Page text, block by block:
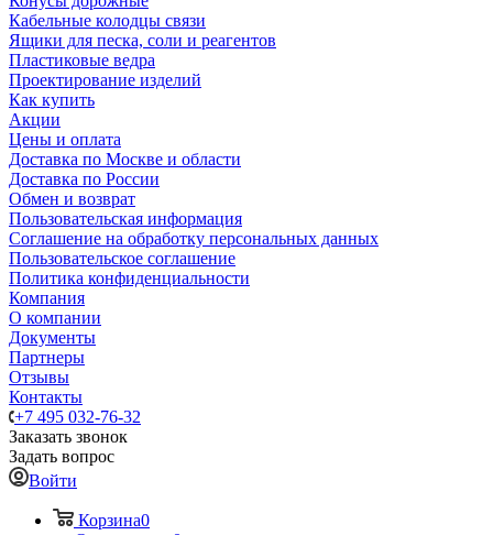
Кабельные колодцы связи
Ящики для песка, соли и реагентов
Пластиковые ведра
Проектирование изделий
Как купить
Акции
Цены и оплата
Доставка по Москве и области
Доставка по России
Обмен и возврат
Пользовательская информация
Соглашение на обработку персональных данных
Пользовательское соглашение
Политика конфиденциальности
Компания
О компании
Документы
Партнеры
Отзывы
Контакты
+7 495 032-76-32
Заказать звонок
Задать вопрос
Войти
Корзина0